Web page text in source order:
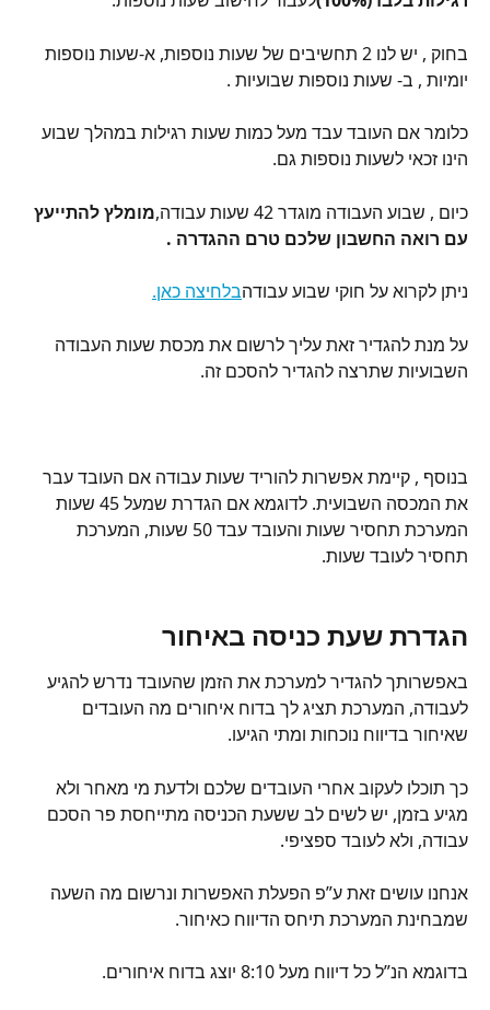
בחוק , יש לנו 2 תחשיבים של שעות נוספות, א-שעות נוספות
יומיות , ב- שעות נוספות שבועיות .
כלומר אם העובד עבד מעל כמות שעות רגילות במהלך שבוע
הינו זכאי לשעות נוספות גם.
כיום , שבוע העבודה מוגדר 42 שעות עבודה,
מומלץ להתייעץ
עם רואה החשבון שלכם טרם ההגדרה .
ניתן לקרוא על חוקי שבוע עבודהבלחיצה כאן.
על מנת להגדיר זאת עליך לרשום את מכסת שעות העבודה
השבועיות שתרצה להגדיר להסכם זה.
בנוסף , קיימת אפשרות להוריד שעות עבודה אם העובד עבר
את המכסה השבועית. לדוגמא אם הגדרת שמעל 45 שעות
המערכת תחסיר שעות והעובד עבד 50 שעות, המערכת
תחסיר לעובד שעות.
הגדרת שעת כניסה באיחור
באפשרותך להגדיר למערכת את הזמן שהעובד נדרש להגיע
לעבודה, המערכת תציג לך בדוח איחורים מה העובדים
שאיחור בדיווח נוכחות ומתי הגיעו.
כך תוכלו לעקוב אחרי העובדים שלכם ולדעת מי מאחר ולא
מגיע בזמן, יש לשים לב ששעת הכניסה מתייחסת פר הסכם
עבודה, ולא לעובד ספציפי.
אנחנו עושים זאת ע”פ הפעלת האפשרות ונרשום מה השעה
שמבחינת המערכת תיחס הדיווח כאיחור.
בדוגמא הנ”ל כל דיווח מעל 8:10 יוצג בדוח איחורים.